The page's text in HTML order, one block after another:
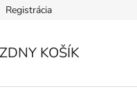
osobných údajov
Registrácia
KOŠÍK